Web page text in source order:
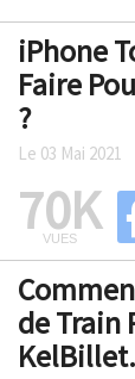
iPhone
Faire
?
Le 03 Mai 2021
70K
VUES
de Train
KelBillet.